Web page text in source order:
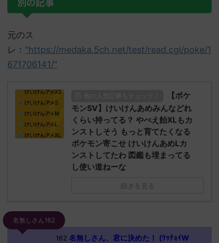
元のス
レ： "https://medaka.5ch.net/test/read.cgi/poke/1
671706141/"
【ポケ
モンSV】けいけんあめみんなどれ
くらい持ってる？ やべえ飴XLもカ
ンストしそう もっと育てたくなる
ポケモン寄こせ けいけんあめLカ
ンストしてたわ 図鑑も埋まってる
し使い道ねーな
続きを見る
名無しさん162
162 名無しさん、君に決めた！ (ﾜｯﾁｮｲW